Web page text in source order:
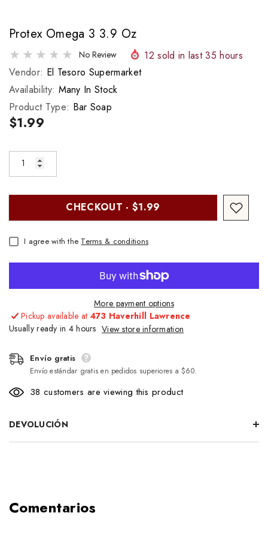
Protex Omega 3 3.9 Oz
No Review 12 sold in last35 hours
Vendor: El Tesoro Supermarket
Availability: Many In Stock
Product Type: Bar Soap
$1.99
CHECKOUT - $1.99
I agree with the Terms & conditions
More payment options
Pickup available at 473 Haverhill Lawrence
Usually ready in 4 hours View store information
Envío gratis
Envío estándar gratis en pedidos superiores a $60.
38 customers are viewing this product
DEVOLUCIÓN
Comentarios